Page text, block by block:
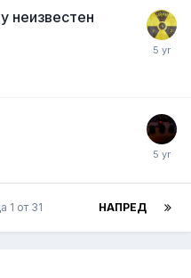
неизвестен
НАПРЕД
1 от 31